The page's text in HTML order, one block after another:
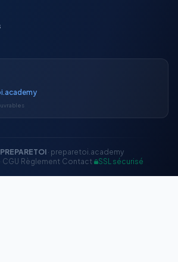
PREPARETOI · preparetoi.academy
CGU Règlement Contact SSL sécurisé